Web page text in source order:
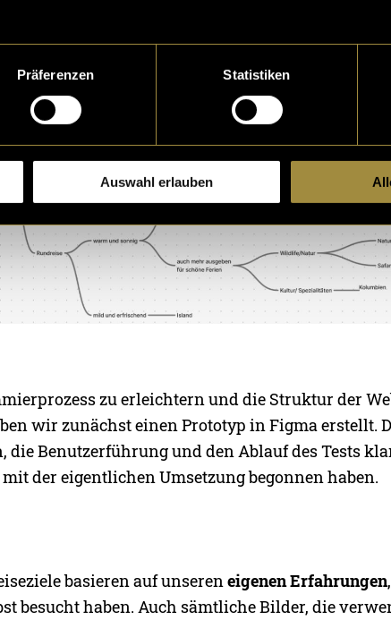
Präferenzen Statistiken
Auswahl erlauben
zu erleichtern und die Struktur der
wir zunächst einen Prototyp in Figma erstellt.
die Benutzerführung und den Ablauf des Tests
der eigentlichen Umsetzung begonnen haben.
basieren auf unsereneigenen Erfahrungen
besucht haben. Auch sämtliche Bilder, die